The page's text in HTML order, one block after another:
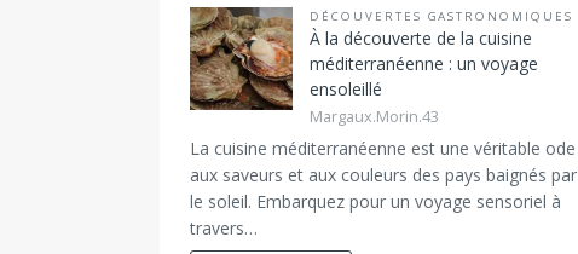
DÉCOUVERTES GASTRONOMIQUES
À la découverte de la cuisine
méditerranéenne : un voyage
ensoleillé
Margaux.Morin.43
La cuisine méditerranéenne est une véritable ode
aux saveurs et aux couleurs des pays baignés par
le soleil. Embarquez pour un voyage sensoriel à
travers…